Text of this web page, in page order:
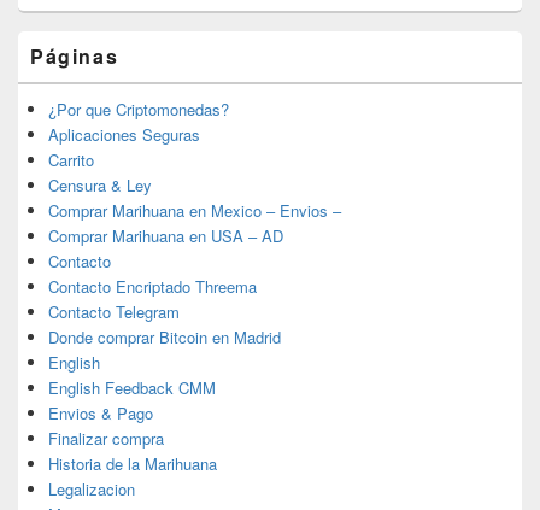
Páginas
¿Por que Criptomonedas?
Aplicaciones Seguras
Carrito
Censura & Ley
Comprar Marihuana en Mexico – Envios –
Comprar Marihuana en USA – AD
Contacto
Contacto Encriptado Threema
Contacto Telegram
Donde comprar Bitcoin en Madrid
English
English Feedback CMM
Envios & Pago
Finalizar compra
Historia de la Marihuana
Legalizacion